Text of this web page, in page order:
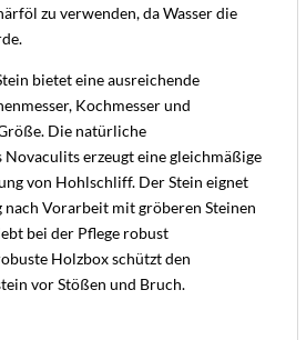
zu verwenden, da Wasser die
bietet eine ausreichende
Kochmesser und
Die natürliche
erzeugt eine gleichmäßige
von Hohlschliff. Der Stein eignet
nach Vorarbeit mit gröberen Steinen
bei der Pflege robust
Holzbox schützt den
vor Stößen und Bruch.